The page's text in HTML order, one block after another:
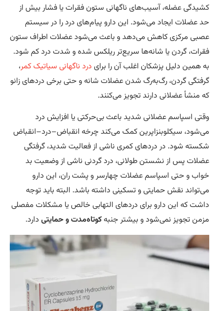
عضله، آسیب‌های ناگهانی ستون فقرات یا فشار بیش از
ایجاد می‌شود. این دارو پیام‌های درد را در سیستم
مرکزی کاهش می‌دهد و باعث می‌شود عضلات اطراف ستون
گردن یا شانه‌ها سریع‌تر ریلکس شده و شدت درد کم شود.
دلیل پزشکان اغلب آن را برایدرد ناگهانی سیاتیک کمر،
گردن، رگ‌به‌رگ شدن عضلات شانه و حتی برخی دردهای زانو
عضلانی دارند تجویز می‌کنند.
عضلانی شدید باعث بی‌حرکتی یا افزایش درد
سیکلوبنزاپرین کمک می‌کند چرخه انقباض–درد–انقباض
شود. در دردهای کمری ناشی از فعالیت شدید، گرفتگی
پس از نشستن طولانی، درد گردنی ناشی از وضعیت بد
حتی اسپاسم عضلات چهارسر و پشت ران، این دارو
نقش حمایتی و تسکینی داشته باشد. البته باید توجه
این دارو برای دردهای التهابی خالص یا مشکلات مفصلی
نمی‌شود و بیشتر جنبهکوتاه‌مدت و حمایتیدارد.